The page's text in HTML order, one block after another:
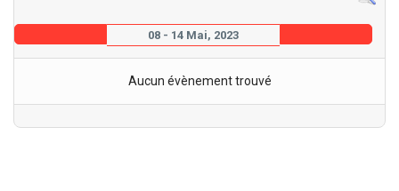
08 - 14 Mai, 2023
Aucun évènement trouvé